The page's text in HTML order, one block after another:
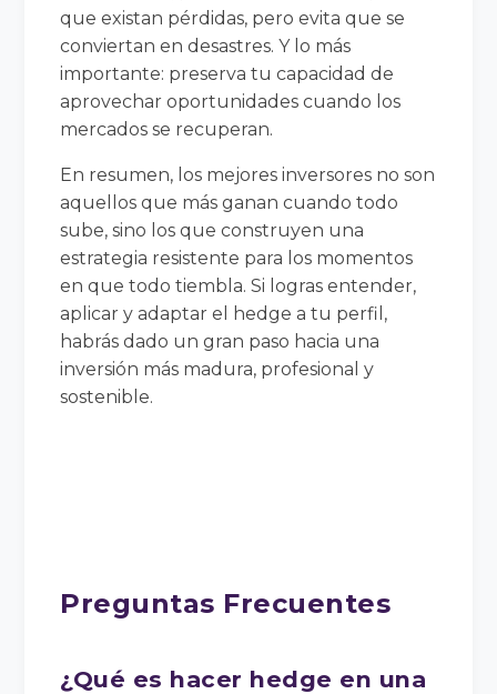
que existan pérdidas, pero evita que se
conviertan en desastres. Y lo más
importante: preserva tu capacidad de
aprovechar oportunidades cuando los
mercados se recuperan.
En resumen, los mejores inversores no son
aquellos que más ganan cuando todo
sube, sino los que construyen una
estrategia resistente para los momentos
en que todo tiembla. Si logras entender,
aplicar y adaptar el hedge a tu perfil,
habrás dado un gran paso hacia una
inversión más madura, profesional y
sostenible.
Preguntas Frecuentes
¿Qué es hacer hedge en una